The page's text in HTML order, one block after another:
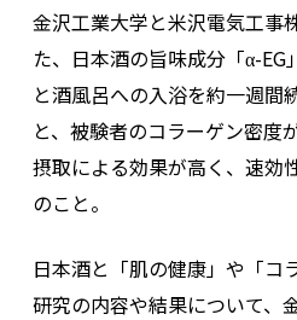
金沢工業大学と米沢電気工事
た、日本酒の旨味成分「α-
と酒風呂への入浴を約一週間
と、被験者のコラーゲン密度
摂取による効果が高く、速効
のこと。
日本酒と「肌の健康」や「コ
研究の内容や結果について、